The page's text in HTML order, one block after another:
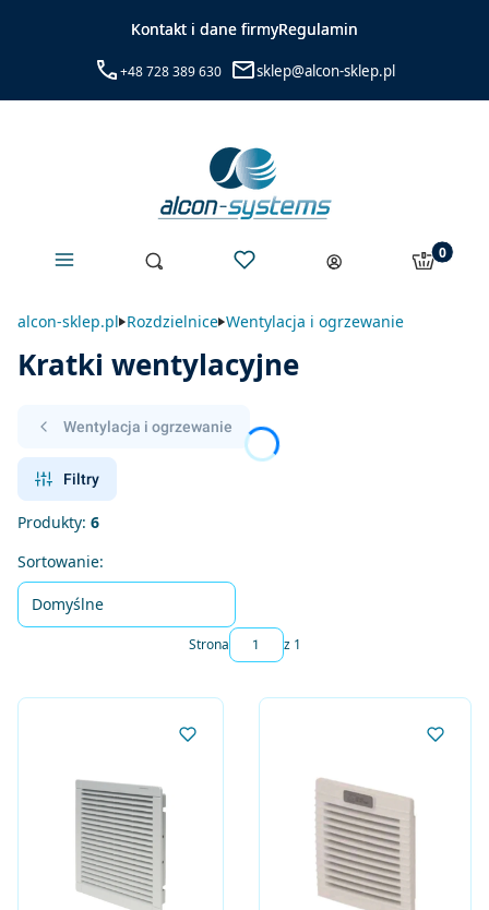
Kontakt i dane firmyRegulamin
+48 728 389 630 sklep@alcon-sklep.pl
Menu Otwórz wyszukiwarkę
Szukaj Ulubione
Zaloguj się Produkty
Koszyk
alcon-sklep.pl Rozdzielnice Wentylacja i ogrzewanie
Kratki wentylacyjne
Wentylacja i ogrzewanie
Filtry
Produkty: 6
Lista produktów
Sortowanie:
Domyślne
Strona z 1